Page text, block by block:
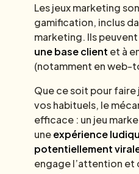
Les jeux marketing
gamification, inclus
marketing. Ils peuvent
une base client et à
(notamment en web-
Que ce soit pour
vos habituels, le
efficace : un jeu
uneexpérience
potentiellement
engage l’attention et